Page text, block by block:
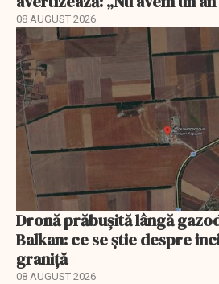
08 AUGUST 2026
Dronă prăbușită lângă
Balkan: ce se știe despre
graniță
08 AUGUST 2026